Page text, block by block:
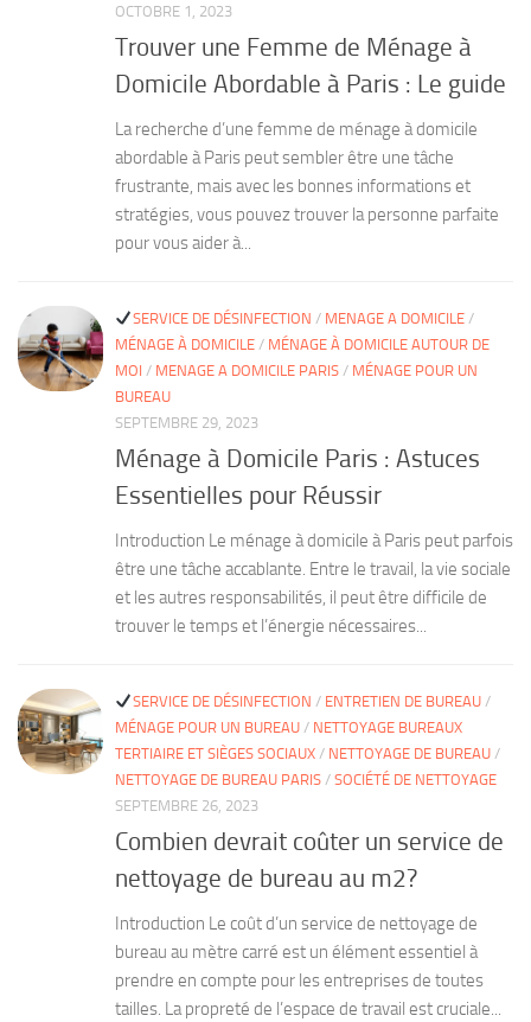
OCTOBRE 1, 2023
Trouver une Femme de Ménage à
Domicile Abordable à Paris : Le guide
La recherche d’une femme de ménage à domicile
abordable à Paris peut sembler être une tâche
frustrante, mais avec les bonnes informations et
stratégies, vous pouvez trouver la personne parfaite
pour vous aider à...
SERVICE DE DÉSINFECTION / MENAGE A DOMICILE/
MÉNAGE À DOMICILE / MÉNAGE À DOMICILE AUTOUR DE
MOI / MENAGE A DOMICILE PARIS / MÉNAGE POUR UN
BUREAU
SEPTEMBRE 29, 2023
Ménage à Domicile Paris : Astuces
Essentielles pour Réussir
Introduction Le ménage à domicile à Paris peut parfois
être une tâche accablante. Entre le travail, la vie sociale
et les autres responsabilités, il peut être difficile de
trouver le temps et l’énergie nécessaires...
SERVICE DE DÉSINFECTION / ENTRETIEN DE BUREAU/
MÉNAGE POUR UN BUREAU / NETTOYAGE BUREAUX
TERTIAIRE ET SIÈGES SOCIAUX / NETTOYAGE DE BUREAU /
NETTOYAGE DE BUREAU PARIS / SOCIÉTÉ DE NETTOYAGE
SEPTEMBRE 26, 2023
Combien devrait coûter un service de
nettoyage de bureau au m2?
Introduction Le coût d’un service de nettoyage de
bureau au mètre carré est un élément essentiel à
prendre en compte pour les entreprises de toutes
tailles. La propreté de l’espace de travail est cruciale...